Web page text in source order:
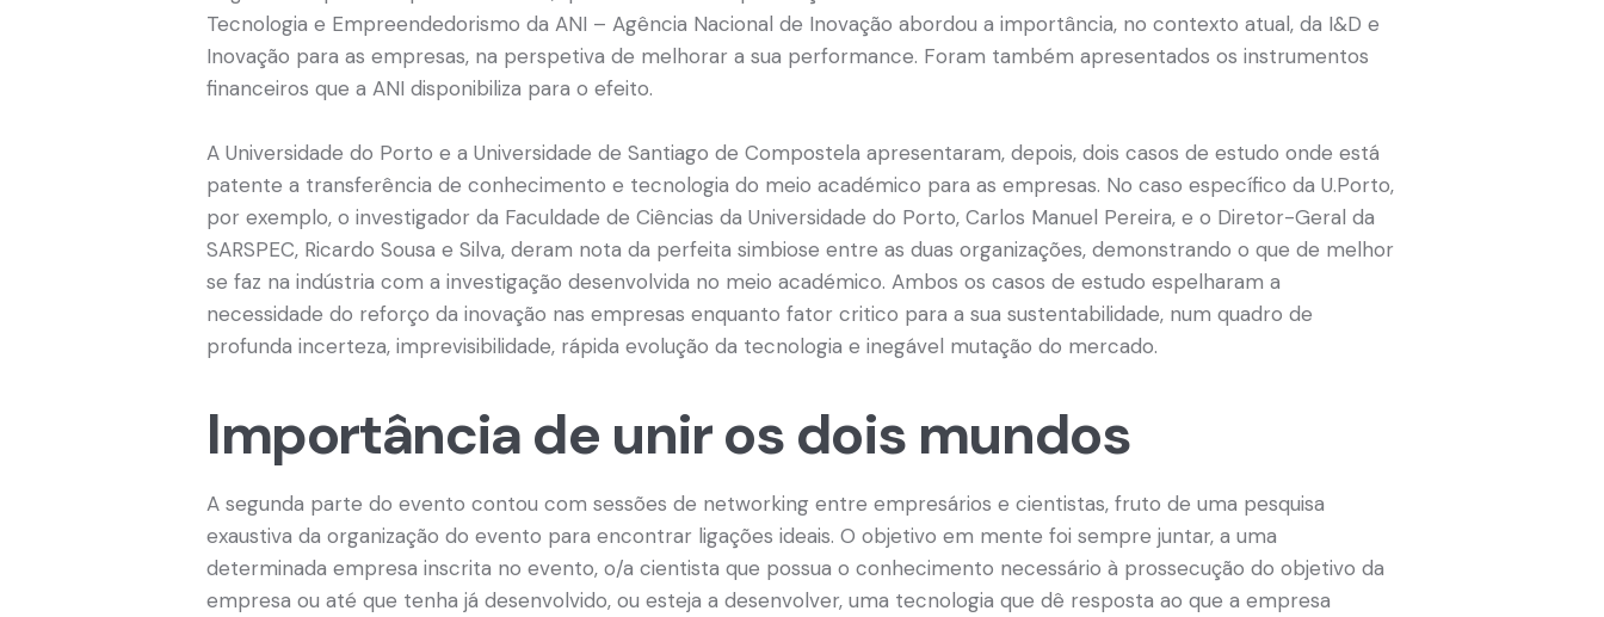
Tecnologia e Empreendedorismo da ANI – Agência Nacional de Inovação abordou a importância, no contexto atual, da I&D e
Inovação para as empresas, na perspetiva de melhorar a sua performance. Foram também apresentados os instrumentos
financeiros que a ANI disponibiliza para o efeito.
A Universidade do Porto e a Universidade de Santiago de Compostela apresentaram, depois, dois casos de estudo onde está
patente a transferência de conhecimento e tecnologia do meio académico para as empresas. No caso específico da U.Porto,
por exemplo, o investigador da Faculdade de Ciências da Universidade do Porto, Carlos Manuel Pereira, e o Diretor-Geral da
SARSPEC, Ricardo Sousa e Silva, deram nota da perfeita simbiose entre as duas organizações, demonstrando o que de melhor
se faz na indústria com a investigação desenvolvida no meio académico. Ambos os casos de estudo espelharam a
necessidade do reforço da inovação nas empresas enquanto fator critico para a sua sustentabilidade, num quadro de
profunda incerteza, imprevisibilidade, rápida evolução da tecnologia e inegável mutação do mercado.
Importância de unir os dois mundos
A segunda parte do evento contou com sessões de networking entre empresários e cientistas, fruto de uma pesquisa
exaustiva da organização do evento para encontrar ligações ideais. O objetivo em mente foi sempre juntar, a uma
determinada empresa inscrita no evento, o/a cientista que possua o conhecimento necessário à prossecução do objetivo da
empresa ou até que tenha já desenvolvido, ou esteja a desenvolver, uma tecnologia que dê resposta ao que a empresa